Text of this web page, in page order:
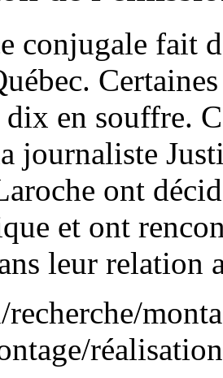
conjugale fait
dix en souffre.
journaliste
ont
et ont
leur relation